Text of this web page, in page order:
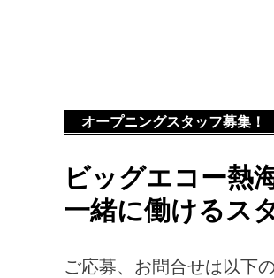
オープニングスタッフ募集！
ビッグエコー熱
一緒に働けるス
ご応募、お問合せは以下